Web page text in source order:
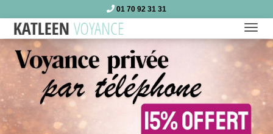
01 70 92 31 31